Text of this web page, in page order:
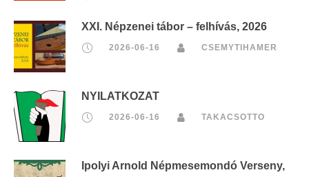
XXI. Népzenei tábor – felhívás, 2026
2026-06-16 CSEMYTIHAMER
NYILATKOZAT
2026-06-16 TAKACSOTTO
Ipolyi Arnold Népmesemondó Verseny,